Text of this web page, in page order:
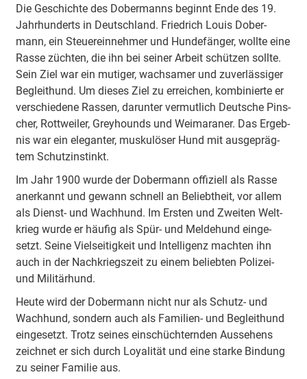
Die Ge­schich­te des Do­ber­manns be­ginnt En­de des 19.
Jahr­hun­derts in Deutsch­land. Fried­rich Lou­is Do­ber­
mann, ein Steu­er­ein­neh­mer und Hun­de­fän­ger, woll­te ei­ne
Ras­se züch­ten, die ihn bei sei­ner Ar­beit schüt­zen soll­te.
Sein Ziel war ein mu­ti­ger, wach­sa­mer und zu­ver­läs­si­ger
Be­gleit­hund. Um die­ses Ziel zu er­rei­chen, kom­bi­nier­te er
ver­schie­de­ne Ras­sen, dar­un­ter ver­mut­lich Deut­sche Pins­
cher, Rott­wei­ler, Grey­hounds und Wei­ma­ra­ner. Das Er­geb­
nis war ein ele­gan­ter, mus­ku­lö­ser Hund mit aus­ge­präg­
tem Schutz­in­stinkt.
Im Jahr 1900 wur­de der Do­ber­mann of­fi­zi­ell als Ras­se
an­er­kannt und ge­wann schnel­l an Be­liebt­heit, vor al­lem
als Dienst- und Wach­hund. Im Ers­ten und Zwei­ten Welt­
krieg wur­de er häu­fig als Spür- und Mel­de­hund ein­ge­
setzt. Sei­ne Viel­sei­tig­keit und In­tel­li­genz mach­ten ihn
auch in der Nach­kriegs­zeit zu ei­nem be­lieb­ten Po­li­zei-
und Mi­li­tär­hund.
Heu­te wird der Do­ber­mann nicht nur als Schutz- und
Wach­hund, son­dern auch als Fa­mi­li­en- und Be­gleit­hund
ein­ge­setzt. Trotz sei­nes ein­schüch­tern­den Aus­se­hens
zeich­net er sich durch Loya­li­tät und ei­ne star­ke Bin­dung
zu sei­ner Fa­mi­lie aus.